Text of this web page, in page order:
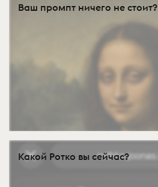
Ваш промпт ничего не стоит?
Какой Ротко вы сейчас?